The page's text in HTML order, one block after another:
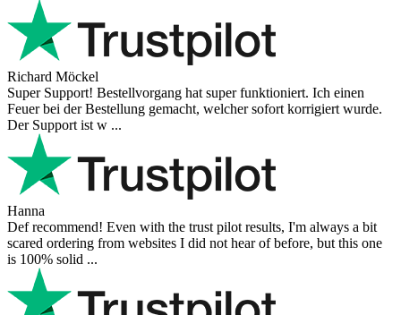
Richard Möckel
Super Support! Bestellvorgang hat super funktioniert. Ich einen
Feuer bei der Bestellung gemacht, welcher sofort korrigiert wurde.
Der Support ist w ...
Hanna
Def recommend! Even with the trust pilot results, I'm always a bit
scared ordering from websites I did not hear of before, but this one
is 100% solid ...